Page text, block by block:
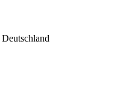
Deutschland